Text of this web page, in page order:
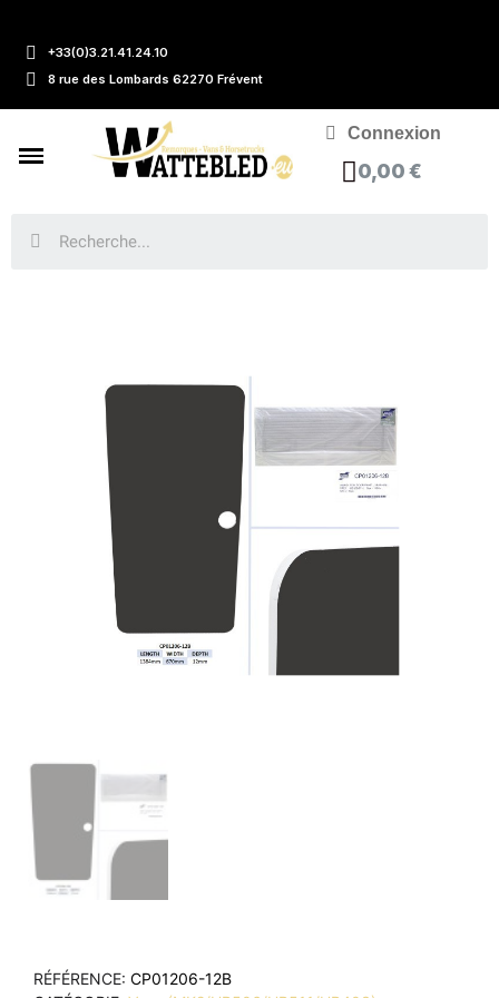
+33(0)3.21.41.24.10
8 rue des Lombards 62270 Frévent
Connexion
0,00 €
RÉFÉRENCE CP01206-12B